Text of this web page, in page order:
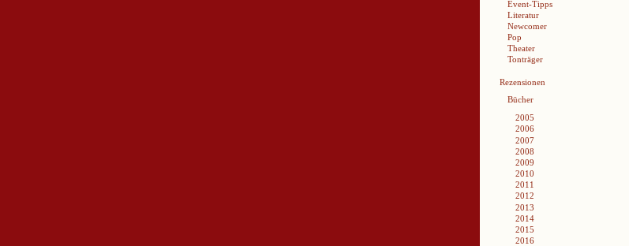
Event-Tipps
Literatur
Newcomer
Pop
Theater
Tonträger
Rezensionen
Bücher
2005
2006
2007
2008
2009
2010
2011
2012
2013
2014
2015
2016